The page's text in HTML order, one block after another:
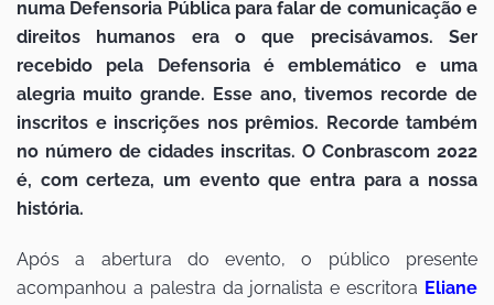
numa Defensoria Pública para falar de comunicação e
direitos humanos era o que precisávamos. Ser
recebido pela Defensoria é emblemático e uma
alegria muito grande. Esse ano, tivemos recorde de
inscritos e inscrições nos prêmios. Recorde também
no número de cidades inscritas. O Conbrascom 2022
é, com certeza, um evento que entra para a nossa
história.
Após a abertura do evento, o público presente
acompanhou a palestra da jornalista e escritora Eliane